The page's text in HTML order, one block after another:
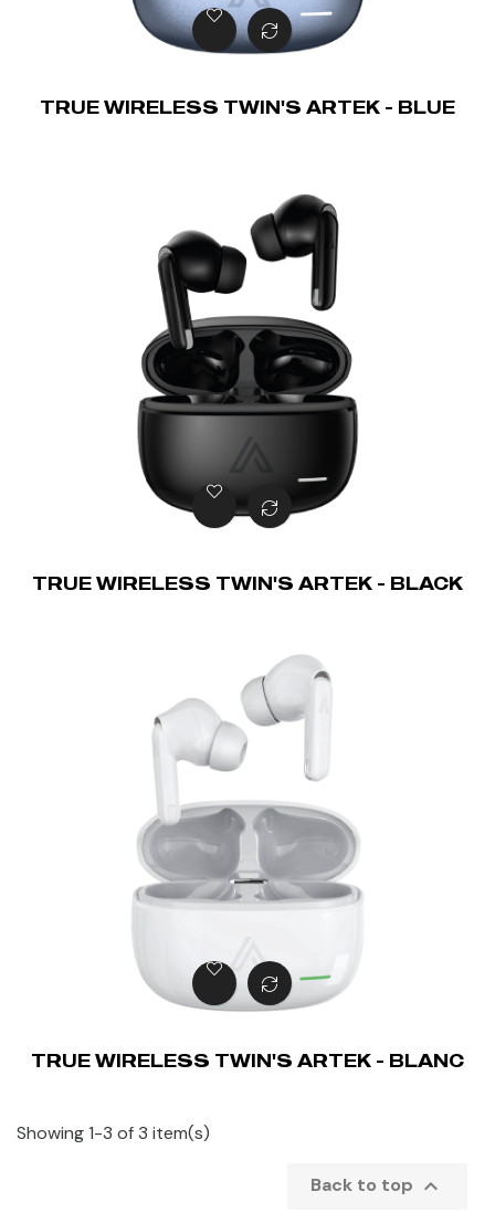
TRUE WIRELESS TWIN'S ARTEK - BLUE
TRUE WIRELESS TWIN'S ARTEK - BLACK
TRUE WIRELESS TWIN'S ARTEK - BLANC
Showing 1-3 of 3 item(s)
Back to top 